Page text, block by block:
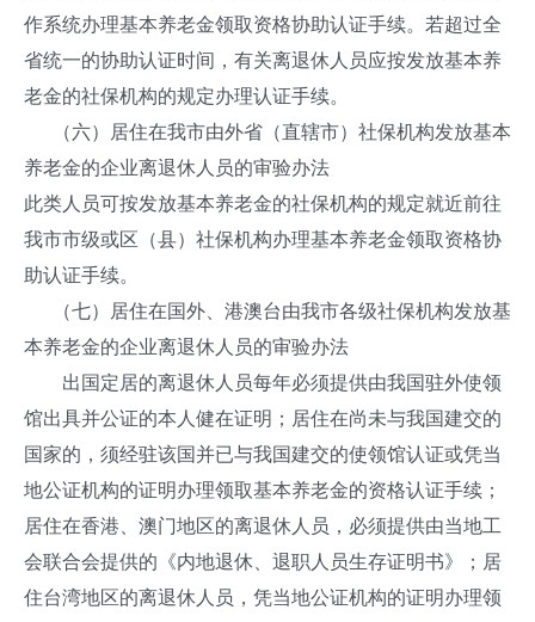
作系统办理基本养老金领取资格协助认证手续。若超过全
省统一的协助认证时间，有关离退休人员应按发放基本养
老金的社保机构的规定办理认证手续。
（六）居住在我市由外省（直辖市）社保机构发放基本
养老金的企业离退休人员的审验办法
此类人员可按发放基本养老金的社保机构的规定就近前往
我市市级或区（县）社保机构办理基本养老金领取资格协
助认证手续。
（七）居住在国外、港澳台由我市各级社保机构发放基
本养老金的企业离退休人员的审验办法
出国定居的离退休人员每年必须提供由我国驻外使领
馆出具并公证的本人健在证明；居住在尚未与我国建交的
国家的，须经驻该国并已与我国建交的使领馆认证或凭当
地公证机构的证明办理领取基本养老金的资格认证手续；
居住在香港、澳门地区的离退休人员，必须提供由当地工
会联合会提供的《内地退休、退职人员生存证明书》；居
住台湾地区的离退休人员，凭当地公证机构的证明办理领